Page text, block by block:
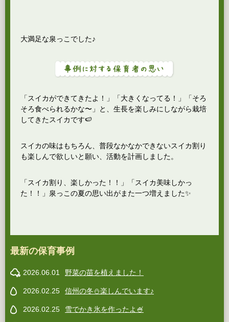
大満足な泉っこでした♪
「スイカができてきたよ！」「大きくなってる！」「そろ
そろ食べられるかな〜」と、生長を楽しみにしながら栽培
してきたスイカです🍉
スイカの味はもちろん、普段なかなかできないスイカ割り
も楽しんで欲しいと願い、活動を計画しました。
「スイカ割り、楽しかった！！」「スイカ美味しかっ
た！！」泉っこの夏の思い出がまた一つ増えました✨
最新の保育事例
2026.06.01 野菜の苗を植えました！
2026.02.25 信州の冬⛄️楽しんでいます♪
2026.02.25 雪でかき氷を作ったよ🍧